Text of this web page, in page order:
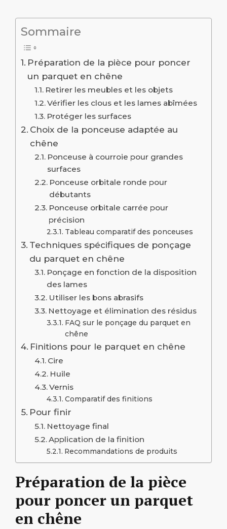
Sommaire
Préparation de la pièce pour poncer
un parquet en chêne
Retirer les meubles et les objets
Vérifier les clous et les lames abîmées
Protéger les surfaces
Choix de la ponceuse adaptée au
chêne
Ponceuse à courroie pour grandes
surfaces
Ponceuse orbitale ronde pour
débutants
Ponceuse orbitale carrée pour
précision
Tableau comparatif des ponceuses
Techniques spécifiques de ponçage
du parquet en chêne
Ponçage en fonction de la disposition
des lames
Utiliser les bons abrasifs
Nettoyage et élimination des résidus
FAQ sur le ponçage du parquet en
chêne
Finitions pour le parquet en chêne
Cire
Huile
Vernis
Comparatif des finitions
Pour finir
Nettoyage final
Application de la finition
Recommandations de produits
Préparation de la pièce
pour poncer un parquet
en chêne